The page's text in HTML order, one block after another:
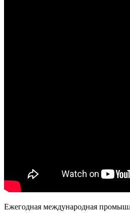
Ежегодная международная